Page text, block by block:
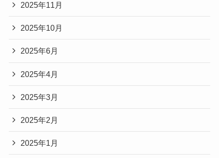
2025年11月
2025年10月
2025年6月
2025年4月
2025年3月
2025年2月
2025年1月